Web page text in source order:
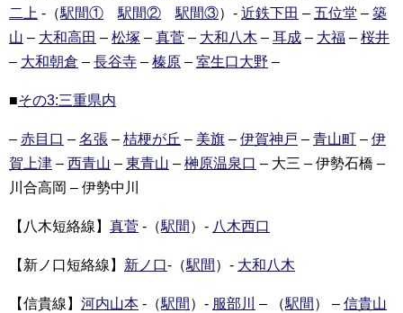
二上 -（駅間① 駅間② 駅間③）- 近鉄下田 – 五位堂 – 築
山 – 大和高田 – 松塚 – 真菅 – 大和八木 – 耳成 – 大福 – 桜井
– 大和朝倉 – 長谷寺 – 榛原 – 室生口大野 –
■その3:三重県内
– 赤目口 – 名張 – 桔梗が丘 – 美旗 – 伊賀神戸 – 青山町 – 伊
賀上津 – 西青山 – 東青山 – 榊原温泉口 – 大三 – 伊勢石橋 –
川合高岡 – 伊勢中川
【八木短絡線】 真菅 -（駅間 ）- 八木西口
【新ノ口短絡線】 新ノ口-（駅間 ）- 大和八木
【信貴線】 河内山本 -（駅間 ）- 服部川 – （駅間 ） – 信貴山